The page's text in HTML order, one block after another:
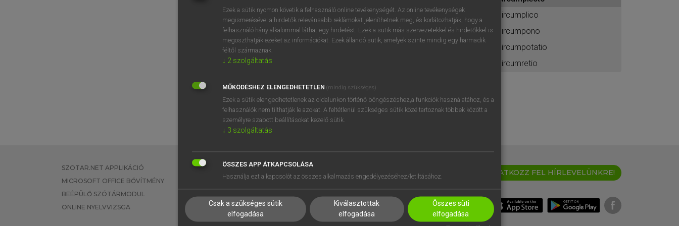
BELÉPÉS
próbaverziójának elindításához
regisztrálok ésbelépek.
REGISZTRÁCIÓ
circumplico
circumpono
circumpotatio
circumretio
SZOTAR.NET APPLIKÁCIÓ
MICROSOFT OFFICE BŐVÍTMÉNY
BEÉPÜLŐ SZÓTÁRMODUL
ONLINE NYELVVIZSGA
EGYÉNI FELHASZNÁLÓKNAK
TANULÓKNAK
VÁLLALATI MEGOLDÁSOK
SÚGÓ
RÓLUNK
SÜTI BEÁLLÍTÁSOK
IRATKOZZ FEL HÍRLEVELÜNKRE!
Ezek a sütik nyomon követik a felhasználó online tevékenységét. Az online tevékenységek
megismerésével a hirdetők relevánsabb reklámokat jeleníthetnek meg, és korlátozhatják, hogy a
felhasználó hány alkalommal láthat egy hirdetést. Ezek a sütik más szervezetekkel és hirdetőkkel is
megoszthatják ezeket az információkat. Ezek állandó sütik, amelyek szinte mindig egy harmadik
féltől származnak.
↓ 2 szolgáltatás
MŰKÖDÉSHEZ ELENGEDHETETLEN (mindig szükséges)
Ezek a sütik elengedhetetlenek az oldalunkon történő böngészéshez,a funkciók használatához, és a
felhasználók nem tilthatják le azokat. A feltétlenül szükséges sütik közé tartoznak többek között a
személyre szabott beállításokat kezelő sütik.
↓ 3 szolgáltatás
ÖSSZES APP ÁTKAPCSOLÁSA
Használja ezt a kapcsolót az összes alkalmazás engedélyezéséhez/letiltásához.
Csak a szükséges sütik
elfogadása
Kiválasztottak
elfogadása
Összes süti
elfogadása